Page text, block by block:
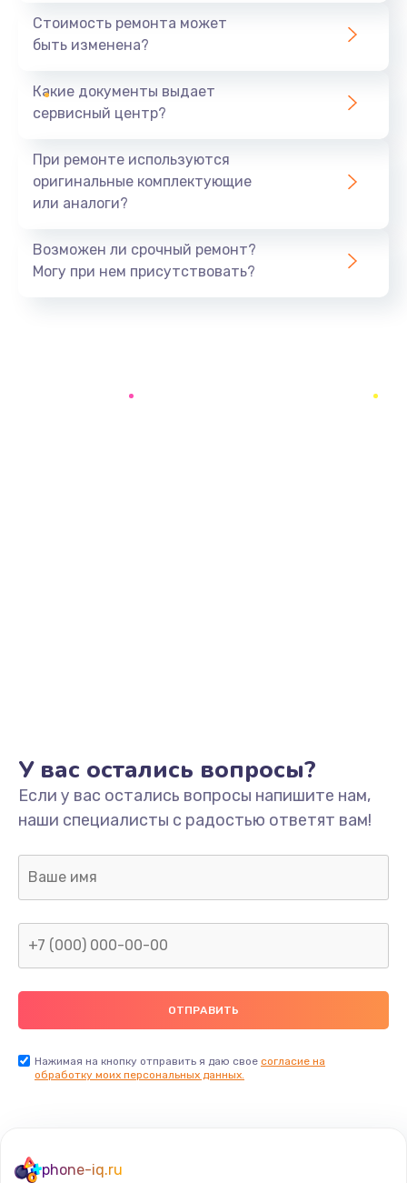
386 руб.
Замена заднего стекла телефона
Замена аккумулятора (батареи) телефона
Заказать
Прошивка телефона
Замена USB-разъема (micro-usb) телефона
377 руб.
Заказать
Замена аудио разъема телефона
1330 руб.
Заказать
Стоимость ремонта может
быть изменена?
Какие документы выдает
сервисный центр?
При ремонте используются
оригинальные комплектующие
или аналоги?
Возможен ли срочный ремонт?
Могу при нем присутствовать?
У вас остались вопросы?
Если у вас остались вопросы напишите нам,
наши специалисты с радостью ответят вам!
Нажимая на кнопку отправить я даю свое согласие на
обработку моих персональных данных.
phone-iq.ru